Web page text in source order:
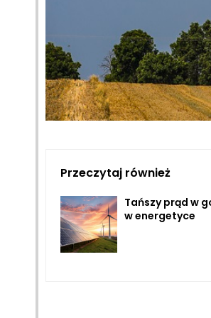
Przeczytaj również
Tańszy prąd w
w energetyce